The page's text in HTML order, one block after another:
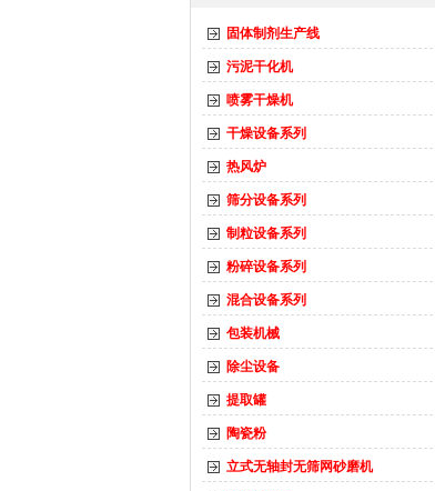
固体制剂生产线
污泥干化机
喷雾干燥机
干燥设备系列
热风炉
筛分设备系列
制粒设备系列
粉碎设备系列
混合设备系列
包装机械
除尘设备
提取罐
陶瓷粉
立式无轴封无筛网砂磨机